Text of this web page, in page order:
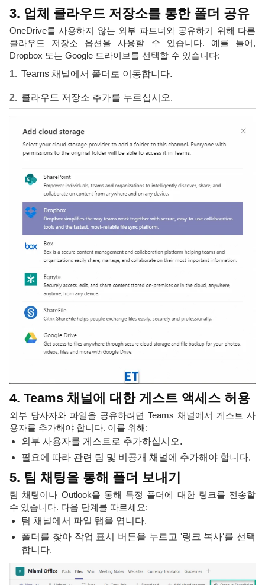
3. 업체 클라우드 저장소를 통한 폴더 공유
OneDrive를 사용하지 않는 외부 파트너와 공유하기 위해 다른
클라우드 저장소 옵션을 사용할 수 있습니다. 예를 들어,
Dropbox 또는 Google 드라이브를 선택할 수 있습니다:
Teams 채널에서 폴더로 이동합니다.
클라우드 저장소 추가를 누르십시오.
4. Teams 채널에 대한 게스트 액세스 허용
외부 당사자와 파일을 공유하려면 Teams 채널에서 게스트 사
용자를 추가해야 합니다. 이를 위해:
외부 사용자를 게스트로 추가하십시오.
필요에 따라 관련 팀 및 비공개 채널에 추가해야 합니다.
5. 팀 채팅을 통해 폴더 보내기
팀 채팅이나 Outlook을 통해 특정 폴더에 대한 링크를 전송할
수 있습니다. 다음 단계를 따르세요:
팀 채널에서 파일 탭을 엽니다.
폴더를 찾아 작업 표시 버튼을 누르고 '링크 복사'를 선택
합니다.